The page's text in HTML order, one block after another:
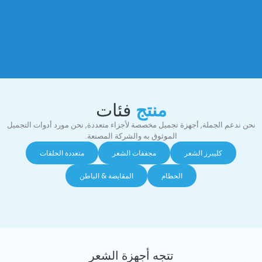
منتج فئات
نحن ندعم الجملة, أجهزة تجميل مخصصة لأجزاء متعددة, نحن مورد أدوات التجميل
الموثوق به والشركة المصنعة.
كليبرز الشعر مجففات الشعر متعددة الحلقات
الحطام المقايضة & الباطن
تتجه أجهزة الشعر